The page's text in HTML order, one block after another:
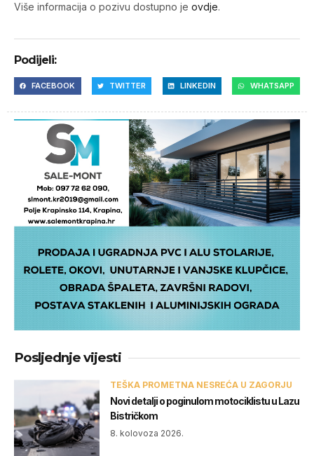
Više informacija o pozivu dostupno je ovdje.
Podijeli:
FACEBOOK TWITTER LINKEDIN WHATSAPP
Posljednje vijesti
TEŠKA PROMETNA NESREĆA U ZAGORJU
Novi detalji o poginulom motociklistu u Lazu
Bistričkom
8. kolovoza 2026.